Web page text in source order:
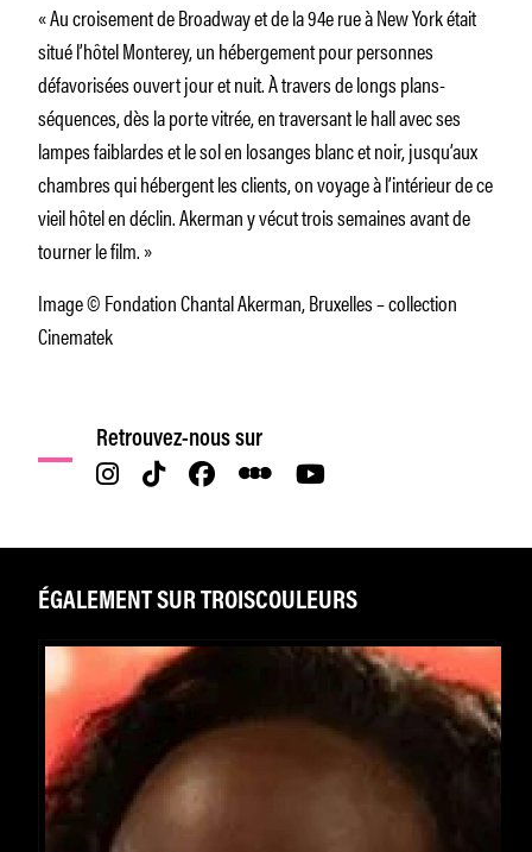
« Au croisement de Broadway et de la 94e rue à New York était
situé l’hôtel Monterey, un hébergement pour personnes
défavorisées ouvert jour et nuit. À travers de longs plans-
séquences, dès la porte vitrée, en traversant le hall avec ses
lampes faiblardes et le sol en losanges blanc et noir, jusqu’aux
chambres qui hébergent les clients, on voyage à l’intérieur de ce
vieil hôtel en déclin. Akerman y vécut trois semaines avant de
tourner le film. »
Image © Fondation Chantal Akerman, Bruxelles – collection
Cinematek
Retrouvez-nous sur
ÉGALEMENT SUR TROISCOULEURS